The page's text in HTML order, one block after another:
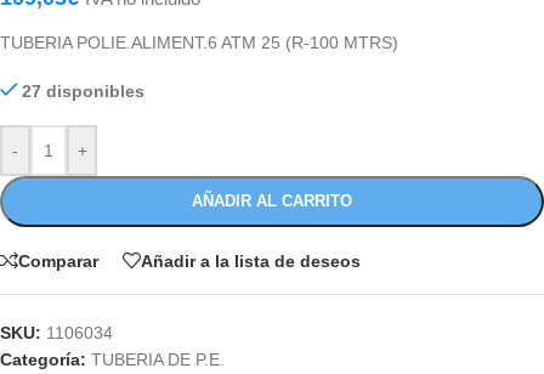
TUBERIA POLIE.ALIMENT.6 ATM 25 (R-100 MTRS)
27 disponibles
- +
AÑADIR AL CARRITO
Comparar Añadir a la lista de deseos
SKU: 1106034
Categoría: TUBERIA DE P.E.